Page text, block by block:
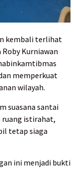
kembali terlihat
Kurniawan
memperkuat
wilayah.
suasana santai
ruang istirahat,
tetap siaga
ini menjadi bukti